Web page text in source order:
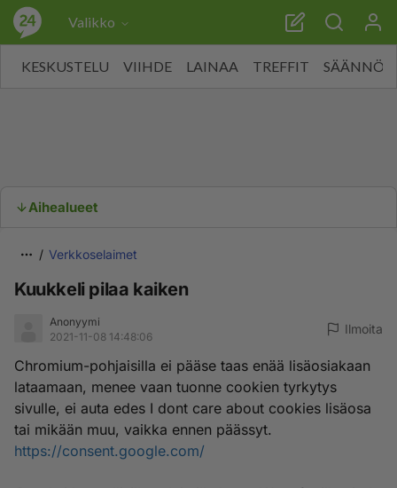
Valikko
KESKUSTELU VIIHDE LAINAA TREFFIT SÄÄNNÖT
Aihealueet
Verkkoselaimet
Kuukkeli pilaa kaiken
Anonyymi
2021-11-08 14:48:06
Ilmoita
Chromium-pohjaisilla ei pääse taas enää lisäosiakaan
lataamaan, menee vaan tuonne cookien tyrkytys
sivulle, ei auta edes I dont care about cookies lisäosa
tai mikään muu, vaikka ennen päässyt.
https://consent.google.com/